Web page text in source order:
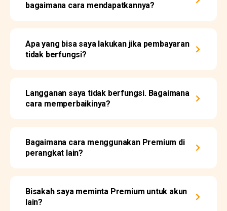
bagaimana cara mendapatkannya?
Apa yang bisa saya lakukan jika pembayaran
tidak berfungsi?
Langganan saya tidak berfungsi. Bagaimana
cara memperbaikinya?
Bagaimana cara menggunakan Premium di
perangkat lain?
Bisakah saya meminta Premium untuk akun
lain?